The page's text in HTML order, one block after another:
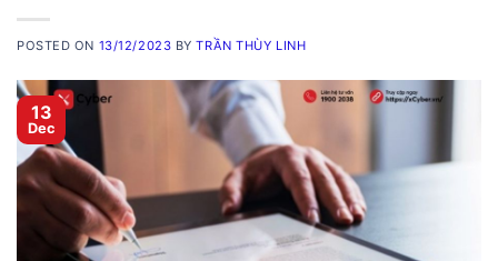
POSTED ON 13/12/2023 BYTRẦN THÙY LINH
13
Dec